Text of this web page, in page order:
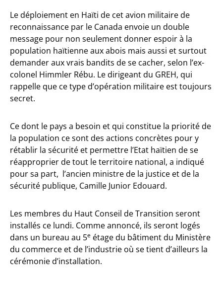
Le déploiement en Haïti de cet avion militaire de
reconnaissance par le Canada envoie un double
message pour non seulement donner espoir à la
population haïtienne aux abois mais aussi et surtout
demander aux vrais bandits de se cacher, selon l’ex-
colonel Himmler Rébu. Le dirigeant du GREH, qui
rappelle que ce type d’opération militaire est toujours
secret.
Ce dont le pays a besoin et qui constitue la priorité de
la population ce sont des actions concrètes pour y
rétablir la sécurité et permettre l’Etat haïtien de se
réapproprier de tout le territoire national, a indiqué
pour sa part, l’ancien ministre de la justice et de la
sécurité publique, Camille Junior Edouard.
Les membres du Haut Conseil de Transition seront
installés ce lundi. Comme annoncé, ils seront logés
dans un bureau au 5e étage du bâtiment du Ministère
du commerce et de l’industrie où se tient d’ailleurs la
cérémonie d’installation.